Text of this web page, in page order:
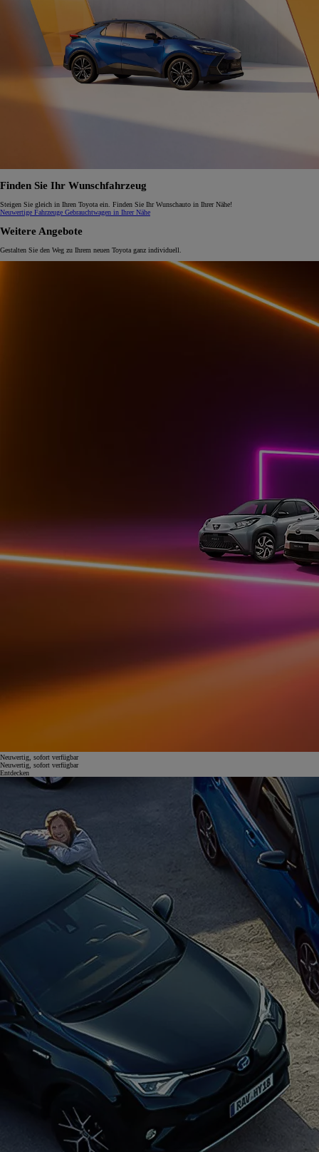
Finden Sie Ihr Wunschfahrzeug
Steigen Sie gleich in Ihren Toyota ein. Finden Sie Ihr Wunschauto in Ihrer Nähe!
Neuwertige Fahrzeuge Gebrauchtwagen in Ihrer Nähe
Weitere Angebote
Gestalten Sie den Weg zu Ihrem neuen Toyota ganz individuell.
Neuwertig, sofort verfügbar
Neuwertig, sofort verfügbar
Entdecken